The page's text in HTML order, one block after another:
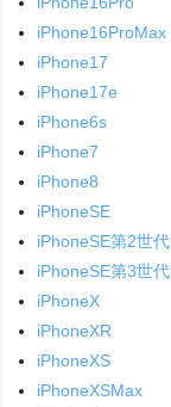
iPhone16ProMax
iPhone17
iPhone17e
iPhone6s
iPhone7
iPhone8
iPhoneSE
iPhoneSE第2世代
iPhoneSE第3世代
iPhoneX
iPhoneXR
iPhoneXS
iPhoneXSMax